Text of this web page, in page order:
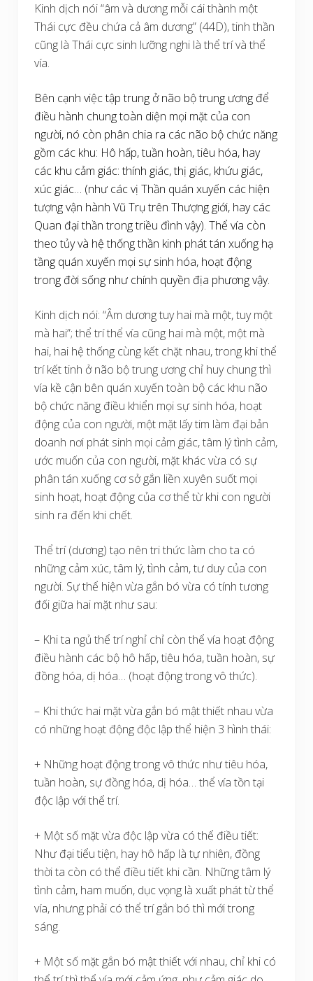
Kinh dịch nói “âm và dương mỗi cái thành một
Thái cực đều chứa cả âm dương” (44D), tinh thần
cũng là Thái cực sinh lưỡng nghi là thể trí và thể
vía.
Bên cạnh việc tập trung ở não bộ trung ương để
điều hành chung toàn diện mọi mặt của con
người, nó còn phân chia ra các não bộ chức năng
gồm các khu: Hô hấp, tuần hoàn, tiêu hóa, hay
các khu cảm giác: thính giác, thị giác, khứu giác,
xúc giác… (như các vị Thần quán xuyến các hiện
tượng vận hành Vũ Trụ trên Thượng giới, hay các
Quan đại thần trong triều đình vậy). Thể vía còn
theo tủy và hệ thống thần kinh phát tán xuống hạ
tầng quán xuyến mọi sự sinh hóa, hoạt động
trong đời sống như chính quyền địa phương vậy.
Kinh dịch nói: “Âm dương tuy hai mà một, tuy một
mà hai”; thể trí thể vía cũng hai mà một, một mà
hai, hai hệ thống cùng kết chặt nhau, trong khi thể
trí kết tinh ở não bộ trung ương chỉ huy chung thì
vía kề cận bên quán xuyến toàn bộ các khu não
bộ chức năng điều khiển mọi sự sinh hóa, hoạt
động của con người, một mặt lấy tim làm đại bản
doanh nơi phát sinh mọi cảm giác, tâm lý tình cảm,
ước muốn của con người, mặt khác vừa có sự
phân tán xuống cơ sở gắn liền xuyên suốt mọi
sinh hoạt, hoạt động của cơ thể từ khi con người
sinh ra đến khi chết.
Thể trí (dương) tạo nên tri thức làm cho ta có
những cảm xúc, tâm lý, tình cảm, tư duy của con
người. Sự thể hiện vừa gắn bó vừa có tính tương
đối giữa hai mặt như sau:
– Khi ta ngủ thể trí nghỉ chỉ còn thể vía hoạt động
điều hành các bộ hô hấp, tiêu hóa, tuần hoàn, sự
đồng hóa, dị hóa… (hoạt động trong vô thức).
– Khi thức hai mặt vừa gắn bó mật thiết nhau vừa
có những hoạt động độc lập thể hiện 3 hình thái:
+ Những hoạt động trong vô thức như tiêu hóa,
tuần hoàn, sự đồng hóa, dị hóa… thể vía tồn tại
độc lập với thể trí.
+ Một số mặt vừa độc lập vừa có thể điều tiết:
Như đại tiểu tiện, hay hô hấp là tự nhiên, đồng
thời ta còn có thể điều tiết khi cần. Những tâm lý
tình cảm, ham muốn, dục vọng là xuất phát từ thể
vía, nhưng phải có thể trí gắn bó thì mới trong
sáng.
+ Một số mặt gắn bó mật thiết với nhau, chỉ khi có